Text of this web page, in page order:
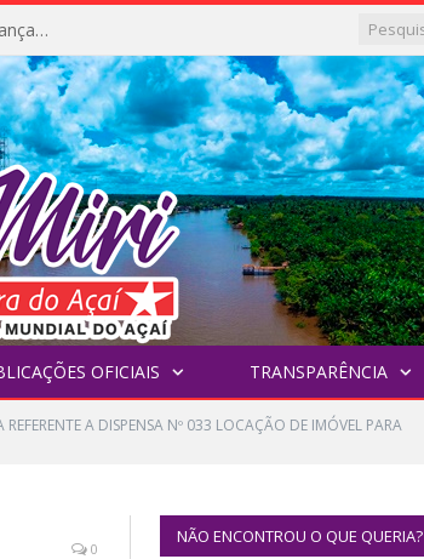
Igarapé-Miri conquista o melhor IDEB do Baixo Tocantins e avança na qualidade da educação pública
OFICIAIS TRANSPARÊNCIA
REFERENTE A DISPENSA Nº 033 LOCAÇÃO DE IMÓVEL PARA
0
NÃO ENCONTROU O QUE QUERIA?